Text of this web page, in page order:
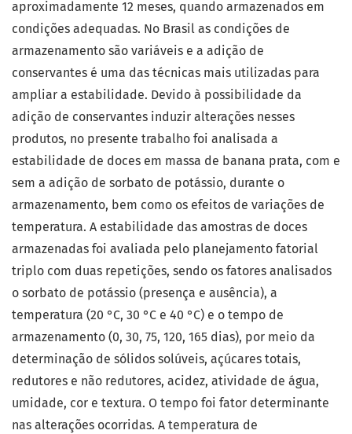
aproximadamente 12 meses, quando armazenados em
condições adequadas. No Brasil as condições de
armazenamento são variáveis e a adição de
conservantes é uma das técnicas mais utilizadas para
ampliar a estabilidade. Devido à possibilidade da
adição de conservantes induzir alterações nesses
produtos, no presente trabalho foi analisada a
estabilidade de doces em massa de banana prata, com e
sem a adição de sorbato de potássio, durante o
armazenamento, bem como os efeitos de variações de
temperatura. A estabilidade das amostras de doces
armazenadas foi avaliada pelo planejamento fatorial
triplo com duas repetições, sendo os fatores analisados
o sorbato de potássio (presença e ausência), a
temperatura (20 °C, 30 °C e 40 °C) e o tempo de
armazenamento (0, 30, 75, 120, 165 dias), por meio da
determinação de sólidos solúveis, açúcares totais,
redutores e não redutores, acidez, atividade de água,
umidade, cor e textura. O tempo foi fator determinante
nas alterações ocorridas. A temperatura de